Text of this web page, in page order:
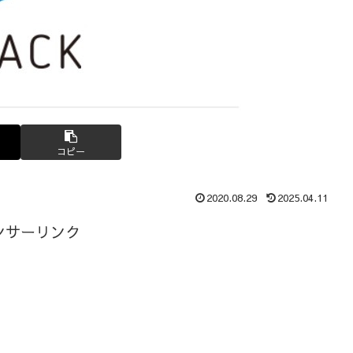
コピー
2020.08.29 2025.04.11
サーリンク